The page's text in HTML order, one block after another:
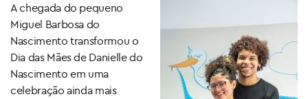
A chegada do pequeno
Miguel Barbosa do
Nascimento transformou o
Dia das Mães de Danielle do
Nascimento em uma
celebração ainda mais